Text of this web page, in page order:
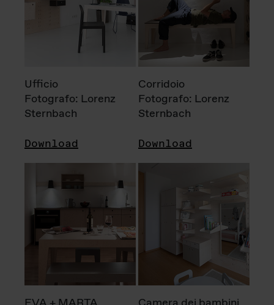
Ufficio
Fotografo: Lorenz
Sternbach
Download
Corridoio
Fotografo: Lorenz
Sternbach
Download